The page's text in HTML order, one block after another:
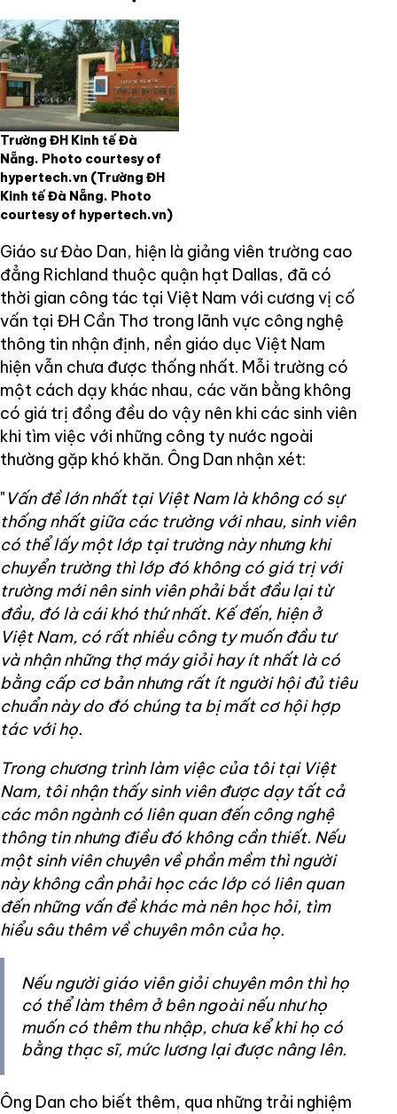
Trường ĐH Kinh tế Đà
Nẵng. Photo courtesy of
hypertech.vn (Trường ĐH
Kinh tế Đà Nẵng. Photo
courtesy of hypertech.vn)
Giáo sư Đào Dan, hiện là giảng viên trường cao
đẳng Richland thuộc quận hạt Dallas, đã có
thời gian công tác tại Việt Nam với cương vị cố
vấn tại ĐH Cần Thơ trong lãnh vực công nghệ
thông tin nhận định, nền giáo dục Việt Nam
hiện vẫn chưa được thống nhất. Mỗi trường có
một cách dạy khác nhau, các văn bằng không
có giá trị đồng đều do vậy nên khi các sinh viên
khi tìm việc với những công ty nước ngoài
thường gặp khó khăn. Ông Dan nhận xét:
"Vấn đề lớn nhất tại Việt Nam là không có sự
thống nhất giữa các trường với nhau, sinh viên
có thể lấy một lớp tại trường này nhưng khi
chuyển trường thì lớp đó không có giá trị với
trường mới nên sinh viên phải bắt đầu lại từ
đầu, đó là cái khó thứ nhất. Kế đến, hiện ở
Việt Nam, có rất nhiều công ty muốn đầu tư
và nhận những thợ máy giỏi hay ít nhất là có
bằng cấp cơ bản nhưng rất ít người hội đủ tiêu
chuẩn này do đó chúng ta bị mất cơ hội hợp
tác với họ.
Trong chương trình làm việc của tôi tại Việt
Nam, tôi nhận thấy sinh viên được dạy tất cả
các môn ngành có liên quan đến công nghệ
thông tin nhưng điều đó không cần thiết. Nếu
một sinh viên chuyên về phần mềm thì người
này không cần phải học các lớp có liên quan
đến những vấn đề khác mà nên học hỏi, tìm
hiểu sâu thêm về chuyên môn của họ.
Nếu người giáo viên giỏi chuyên môn thì họ
có thể làm thêm ở bên ngoài nếu như họ
muốn có thêm thu nhập, chưa kể khi họ có
bằng thạc sĩ, mức lương lại được nâng lên.
Ông Dan cho biết thêm, qua những trải nghiệm